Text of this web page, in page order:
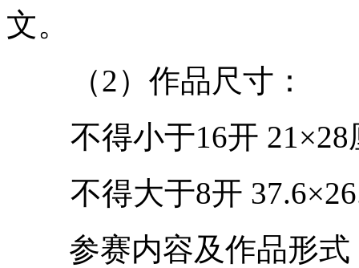
文。
（2）作品尺寸：
不得小于16开 21×28
不得大于8开
参赛内容及作品形式